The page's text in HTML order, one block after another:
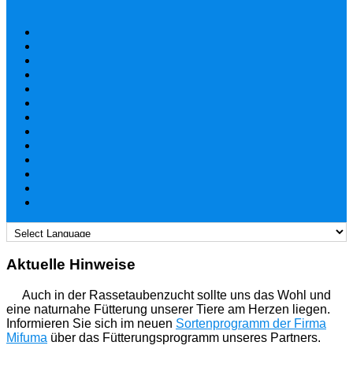
Aktuelle Hinweise
Auch in der Rassetaubenzucht sollte uns das Wohl und
eine naturnahe Fütterung unserer Tiere am Herzen liegen.
Informieren Sie sich im neuen Sortenprogramm der Firma
Mifuma über das Fütterungsprogramm unseres Partners.